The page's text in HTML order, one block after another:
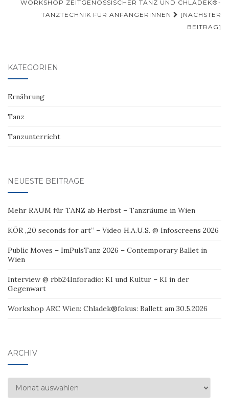
WORKSHOP ZEITGENÖSSISCHER TANZ UND CHLADEK®-
TANZTECHNIK FÜR ANFÄNGERINNEN
[NÄCHSTER
BEITRAG]
KATEGORIEN
Ernährung
Tanz
Tanzunterricht
NEUESTE BEITRÄGE
Mehr RAUM für TANZ ab Herbst – Tanzräume in Wien
KÖR „20 seconds for art“ – Video H.A.U.S. @ Infoscreens 2026
Public Moves – ImPulsTanz 2026 – Contemporary Ballet in
Wien
Interview @ rbb24Inforadio: KI und Kultur – KI in der
Gegenwart
Workshop ARC Wien: Chladek®fokus: Ballett am 30.5.2026
ARCHIV
Archiv